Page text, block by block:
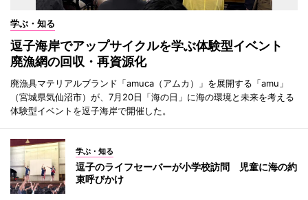
学ぶ・知る
逗子海岸でアップサイクルを学ぶ体験型イベント
廃漁網の回収・再資源化
廃漁具マテリアルブランド「amuca（アムカ）」を展開する「amu」
（宮城県気仙沼市）が、7月20日「海の日」に海の環境と未来を考える
体験型イベントを逗子海岸で開催した。
学ぶ・知る
逗子のライフセーバーが小学校訪問 児童に海の約
束呼びかけ